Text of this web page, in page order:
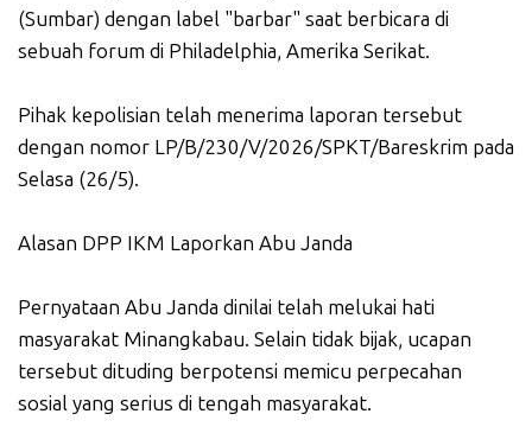
(Sumbar) dengan label "barbar" saat berbicara di
sebuah forum di Philadelphia, Amerika Serikat.
Pihak kepolisian telah menerima laporan tersebut
dengan nomor LP/B/230/V/2026/SPKT/Bareskrim pada
Selasa (26/5).
Alasan DPP IKM Laporkan Abu Janda
Pernyataan Abu Janda dinilai telah melukai hati
masyarakat Minangkabau. Selain tidak bijak, ucapan
tersebut dituding berpotensi memicu perpecahan
sosial yang serius di tengah masyarakat.